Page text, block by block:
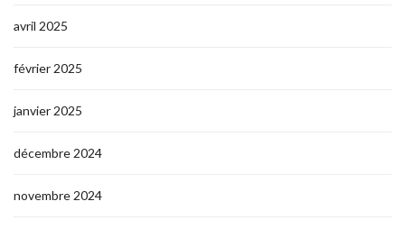
avril 2025
février 2025
janvier 2025
décembre 2024
novembre 2024